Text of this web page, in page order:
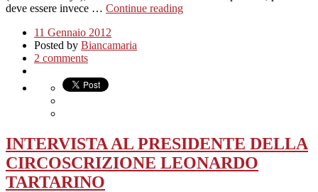
deve essere invece … Continue reading
11 Gennaio 2012
Posted by Biancamaria
2 comments
INTERVISTA AL PRESIDENTE DELLA
CIRCOSCRIZIONE LEONARDO
TARTARINO